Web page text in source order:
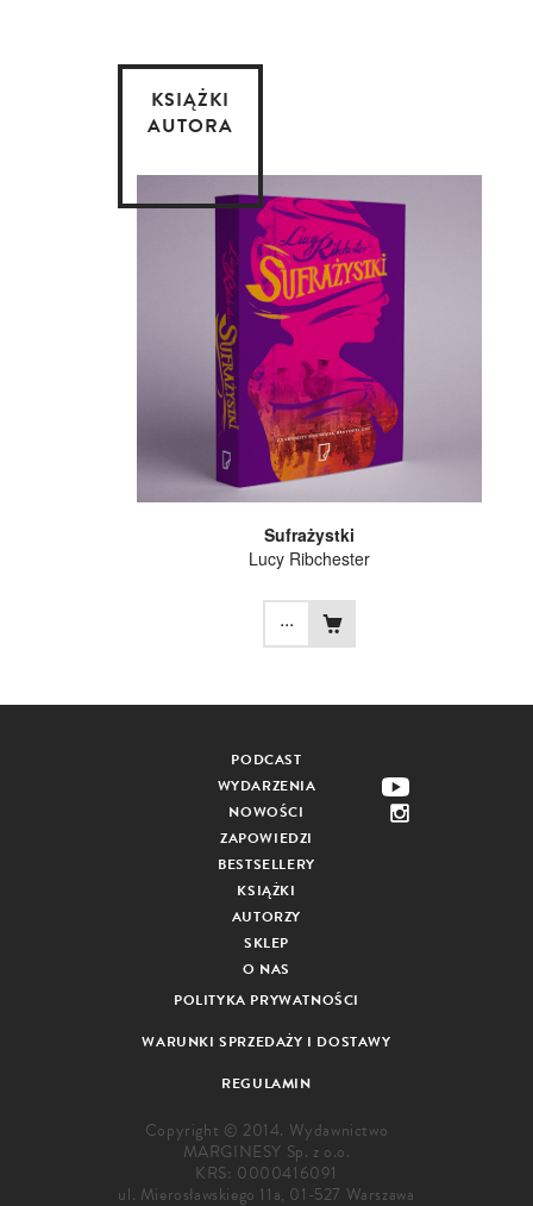
KSIĄŻKI
AUTORA
Sufrażystki
Lucy Ribchester
...
PODCAST
WYDARZENIA
NOWOŚCI
ZAPOWIEDZI
BESTSELLERY
KSIĄŻKI
AUTORZY
SKLEP
O NAS
POLITYKA PRYWATNOŚCI
WARUNKI SPRZEDAŻY I DOSTAWY
REGULAMIN
Copyright © 2014. Wydawnictwo
MARGINESY Sp. z o.o.
KRS: 0000416091
ul. Mierosławskiego 11a, 01-527 Warszawa